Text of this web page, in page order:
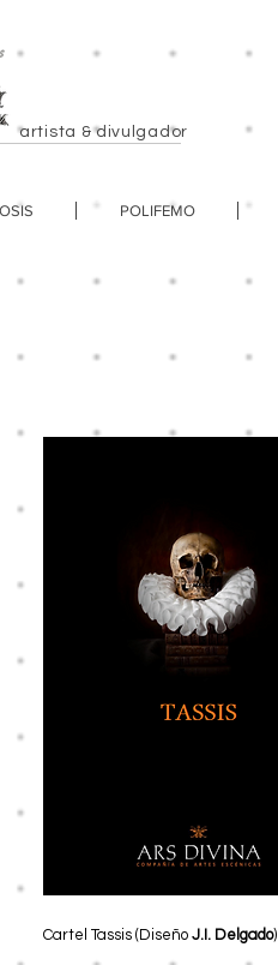
artista & divulgador
POLIFEMO
Cartel Tassis (Diseño J.I. Delgado)